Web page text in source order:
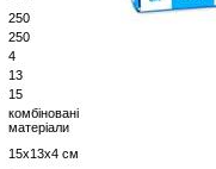
250
250
4
13
15
комбіновані
матеріали
15х13х4 см